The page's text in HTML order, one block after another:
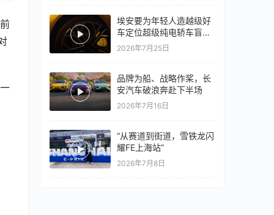
埃安要为年轻人造越级好
车定位超级纯电轿车盲猜
18万以上
2026年7月25日
品牌为船、战略作桨，长
安汽车破浪奔赴下半场
2026年7月16日
“从赛道到街道，雪铁龙闪
耀FE上海站”
2026年7月8日